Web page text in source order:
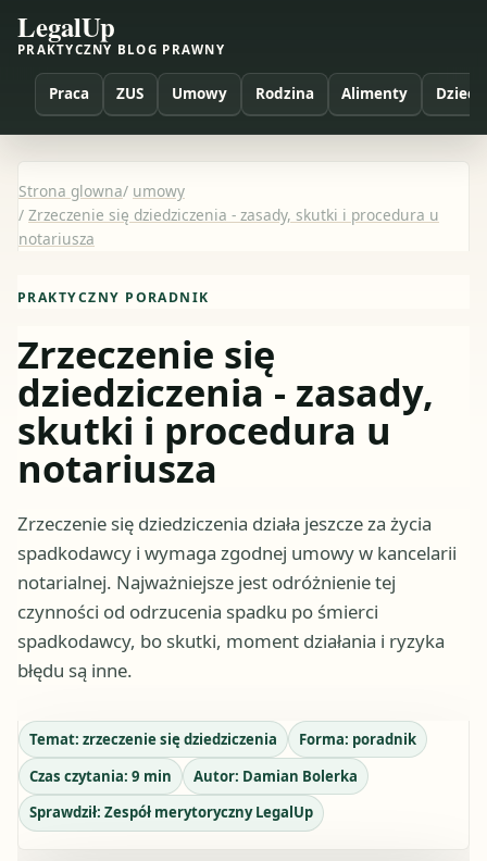
LegalUp
PRAKTYCZNY BLOG PRAWNY
Praca ZUS Umowy Rodzina Alimenty Dzieci
Strona glowna/ umowy
/ Zrzeczenie się dziedziczenia - zasady, skutki i procedura u
notariusza
PRAKTYCZNY PORADNIK
Zrzeczenie się
dziedziczenia - zasady,
skutki i procedura u
notariusza
Zrzeczenie się dziedziczenia działa jeszcze za życia
spadkodawcy i wymaga zgodnej umowy w kancelarii
notarialnej. Najważniejsze jest odróżnienie tej
czynności od odrzucenia spadku po śmierci
spadkodawcy, bo skutki, moment działania i ryzyka
błędu są inne.
Temat: zrzeczenie się dziedziczenia Forma: poradnik
Czas czytania: 9 min Autor: Damian Bolerka
Sprawdził: Zespół merytoryczny LegalUp